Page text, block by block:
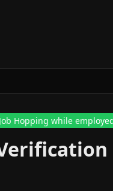
Job Hopping while